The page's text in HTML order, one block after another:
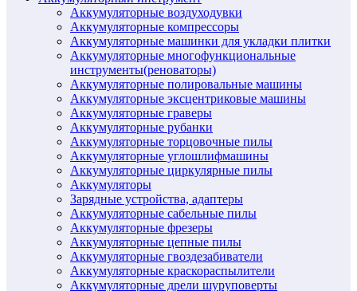
Аккумуляторные воздуходувки
Аккумуляторные компрессоры
Аккумуляторные машинки для укладки плитки
Аккумуляторные многофункциональные
инструменты(реноваторы)
Аккумуляторные полировальные машины
Аккумуляторные эксцентриковые машины
Аккумуляторные граверы
Аккумуляторные рубанки
Аккумуляторные торцовочные пилы
Аккумуляторные углошлифмашины
Аккумуляторные циркулярные пилы
Аккумуляторы
Зарядные устройства, адаптеры
Аккумуляторные сабельные пилы
Аккумуляторные фрезеры
Аккумуляторные цепные пилы
Аккумуляторные гвоздезабиватели
Аккумуляторные краскораспылители
Аккумуляторные дрели шуруповерты